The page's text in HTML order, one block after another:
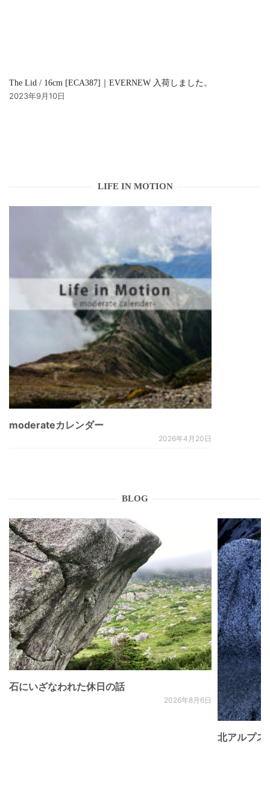
The Lid / 16cm [ECA387]｜EVERNEW 入荷しました。
2023年9月10日
LIFE IN MOTION
moderateカレンダー
2026年4月20日
BLOG
石にいざなわれた休日の話
2026年8月6日
北アルプ